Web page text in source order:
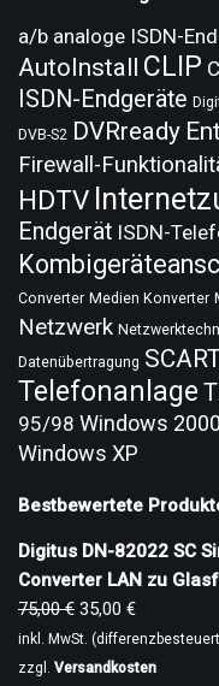
a/b analoge ISDN-
AutoInstall CLIP
ISDN-Endgeräte
DVB-S2 DVRready
Firewall-
HDTV
Endgerät ISDN-
Converter Medien Konverter
Netzwerk
Datenübertragung
Telefonanlage
95/98 Windows 2000
Windows XP
Bestbewertete
Digitus DN-82022 SC
Converter LAN zu
75,00€ 35,00 €
inkl. MwSt.
zzgl. Versandkosten